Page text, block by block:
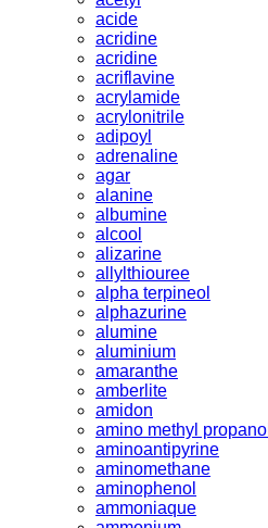
acide
acridine
acridine
acriflavine
acrylamide
acrylonitrile
adipoyl
adrenaline
agar
alanine
albumine
alcool
alizarine
allylthiouree
alpha terpineol
alphazurine
alumine
aluminium
amaranthe
amberlite
amidon
amino methyl propanol
aminoantipyrine
aminomethane
aminophenol
ammoniaque